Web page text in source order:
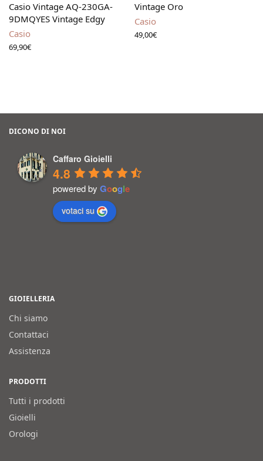
Casio Vintage AQ-230GA-
9DMQYES Vintage Edgy
Casio
69,90€
Vintage Oro
Casio
49,00€
DICONO DI NOI
Caffaro Gioielli
4.8
powered by Google
votaci su
GIOIELLERIA
Chi siamo
Contattaci
Assistenza
PRODOTTI
Tutti i prodotti
Gioielli
Orologi